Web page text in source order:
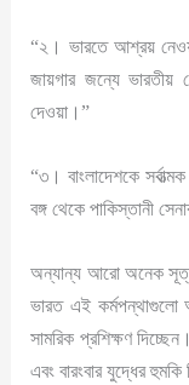
“২। ভারতে আশ্রয়
জায়গার জন্যে ভারতীয়
দেওয়া।”
“৩। বাংলাদেশকে
বঙ্গ থেকে পাকিস্তানী
অন্যান্য আরো অনেক সূত্র
ভারত এই কর্মপন্থাগুলো
সামরিক প্রশিক্ষণ
এবং বারংবার যুদ্ধের হুমকি